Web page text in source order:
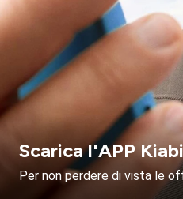
Scarica l'APP Kiabi
Per non perdere di vista le